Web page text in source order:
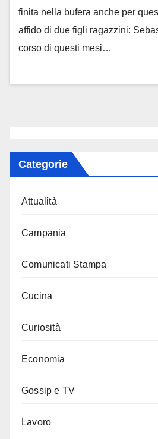
finita nella bufera anche per
affido di due figli ragazzini:
corso di questi mesi…
Categorie
Attualità
Campania
Comunicati Stampa
Cucina
Curiosità
Economia
Gossip e TV
Lavoro